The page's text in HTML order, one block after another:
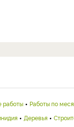
работы Работы по
Деревья